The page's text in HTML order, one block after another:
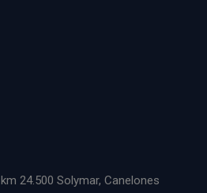
24.500 Solymar, Canelones